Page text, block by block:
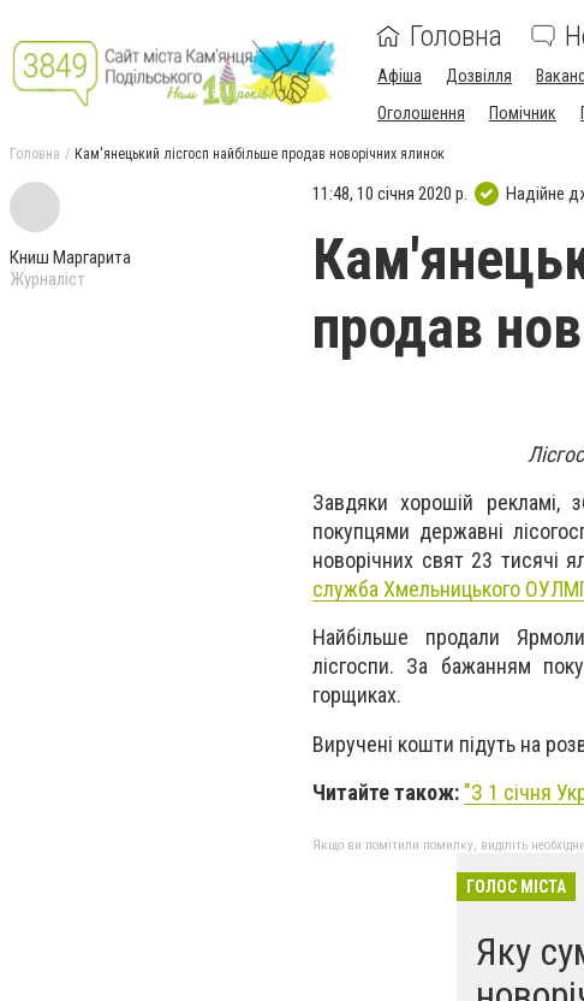
Головна
Афіша Дозвілля
Оголошення
Помічник
Головна Кам'янецький лісгосп найбільше продав новорічних ялинок
Книш Маргарита
Журналіст
11:48, 10 січня 2020 р. Надійне
продав
Завдяки хорошій рекламі,
покупцями державні
новорічних свят 23 тисячі
служба Хмельницького
Найбільше продали
лісгоспи. За бажанням
горщиках.
Виручені кошти підуть на
Читайте також: "З 1 січня
Якщо ви помітили помилку, виділіть
ГОЛОС МІСТА
Яку